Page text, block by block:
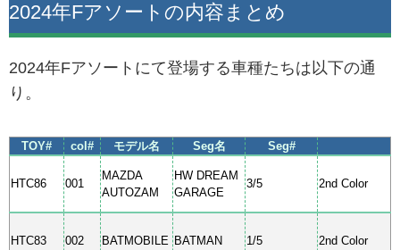
2024年Fアソートの内容まとめ
2024年Fアソートにて登場する車種たちは以下の通
り。
TOY# col# モデル名 Seg名 Seg#
HTC86 001
MAZDA
AUTOZAM
HW DREAM
GARAGE
3/5 2nd Color
HTC83 002 BATMOBILE BATMAN 1/5 2nd Color